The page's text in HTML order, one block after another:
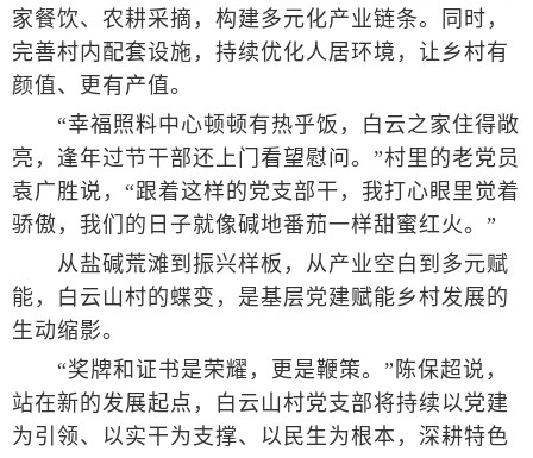
家餐饮、农耕采摘，构建多元化产业链条。同时，
完善村内配套设施，持续优化人居环境，让乡村有
颜值、更有产值。
“幸福照料中心顿顿有热乎饭，白云之家住得敞
亮，逢年过节干部还上门看望慰问。”村里的老党员
袁广胜说，“跟着这样的党支部干，我打心眼里觉着
骄傲，我们的日子就像碱地番茄一样甜蜜红火。”
从盐碱荒滩到振兴样板，从产业空白到多元赋
能，白云山村的蝶变，是基层党建赋能乡村发展的
生动缩影。
“奖牌和证书是荣耀，更是鞭策。”陈保超说，
站在新的发展起点，白云山村党支部将持续以党建
为引领、以实干为支撑、以民生为根本，深耕特色